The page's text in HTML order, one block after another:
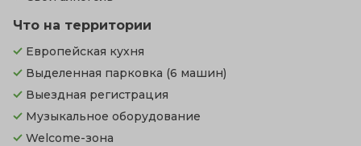
Что на территории
Европейская кухня
Выделенная парковка (6 машин)
Выездная регистрация
Музыкальное оборудование
Welcome-зона